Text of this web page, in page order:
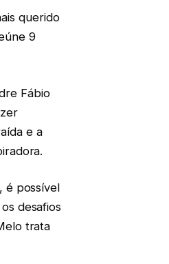
querido
9
Fábio
e a
é possível
desafios
trata